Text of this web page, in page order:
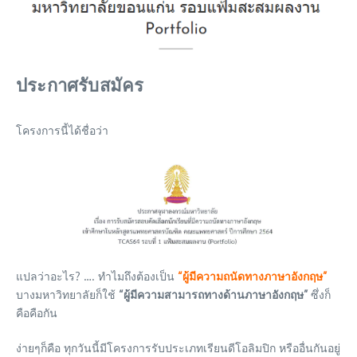
ประกาศรับสมัคร
โครงการนี้ได้ชื่อว่า
แปลว่าอะไร? …. ทำไมถึงต้องเป็น “ผู้มีความถนัดทางภาษาอังกฤษ”
บางมหาวิทยาลัยก็ใช้ “ผู้มีความสามารถทางด้านภาษาอังกฤษ” ซึ่งก็
คือคือกัน
ง่ายๆก็คือ ทุกวันนี้มีโครงการรับประเภทเรียนดีโอลิมปิก หรืออื่นกันอยู่